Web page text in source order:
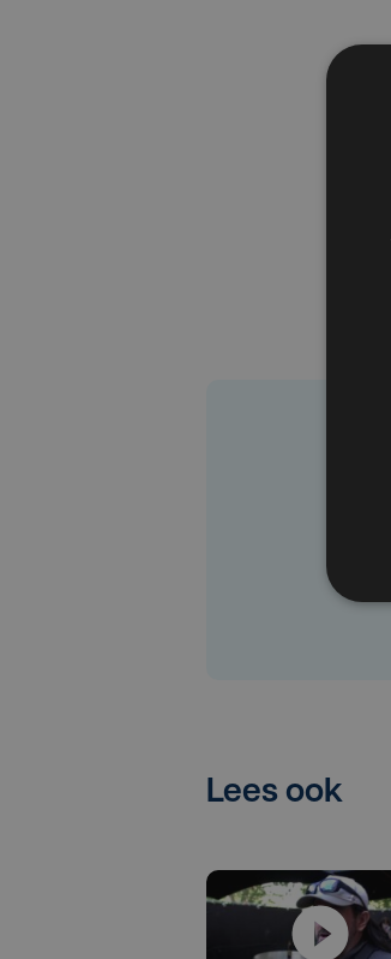
Lees ook